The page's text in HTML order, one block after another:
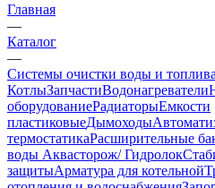
Главная
—
Каталог
—
Системы очистки воды и топлива
КотлыЗапчастиВодонагреватели
оборудованиеРадиаторыЕмкости
пластиковыеДымоходы
термостатикаРасширительные
воды Аквасторож/ Гидролок
защитыАрматура для котельной